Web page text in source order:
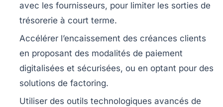
avec les fournisseurs, pour limiter les sorties de
trésorerie à court terme.
Accélérer l’encaissement des créances clients
en proposant des modalités de paiement
digitalisées et sécurisées, ou en optant pour des
solutions de factoring.
Utiliser des outils technologiques avancés de